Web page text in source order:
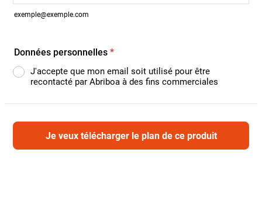
exemple@exemple.com
Données personnelles *
J'accepte que mon email soit utilisé pour être
recontacté par Abriboa à des fins commerciales
Je veux télécharger le plan de ce produit